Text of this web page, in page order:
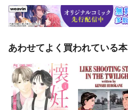
あわせてよく買われている本